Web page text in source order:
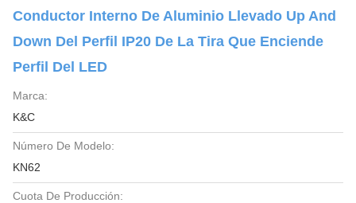
Conductor Interno De Aluminio Llevado Up And
Down Del Perfil IP20 De La Tira Que Enciende
Perfil Del LED
Marca:
K&C
Número De Modelo:
KN62
Cuota De Producción: